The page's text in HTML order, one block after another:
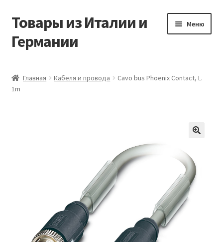
Перейти
навигации
Перейти
содержимому
Товары из Италии и
Германии
Меню
Виды доставки
Оставить отзыв
Главная Кабеля и провода
Cavo bus Phoenix Contact, L.
1m